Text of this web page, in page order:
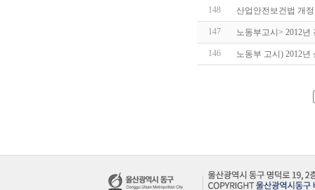
148 산업안전보건법 개
147 노동부고시> 2012년
146 노동부 고시) 2012